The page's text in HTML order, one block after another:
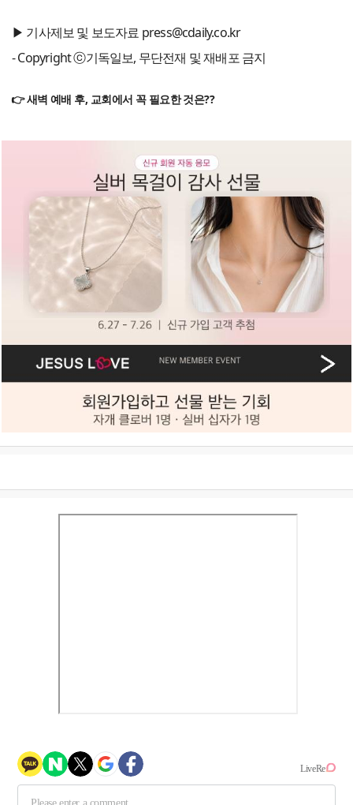
▶ 기사제보 및 보도자료 press@cdaily.co.kr
- Copyright ⓒ기독일보, 무단전재 및 재배포 금지
👉 새벽 예배 후, 교회에서 꼭 필요한 것은??